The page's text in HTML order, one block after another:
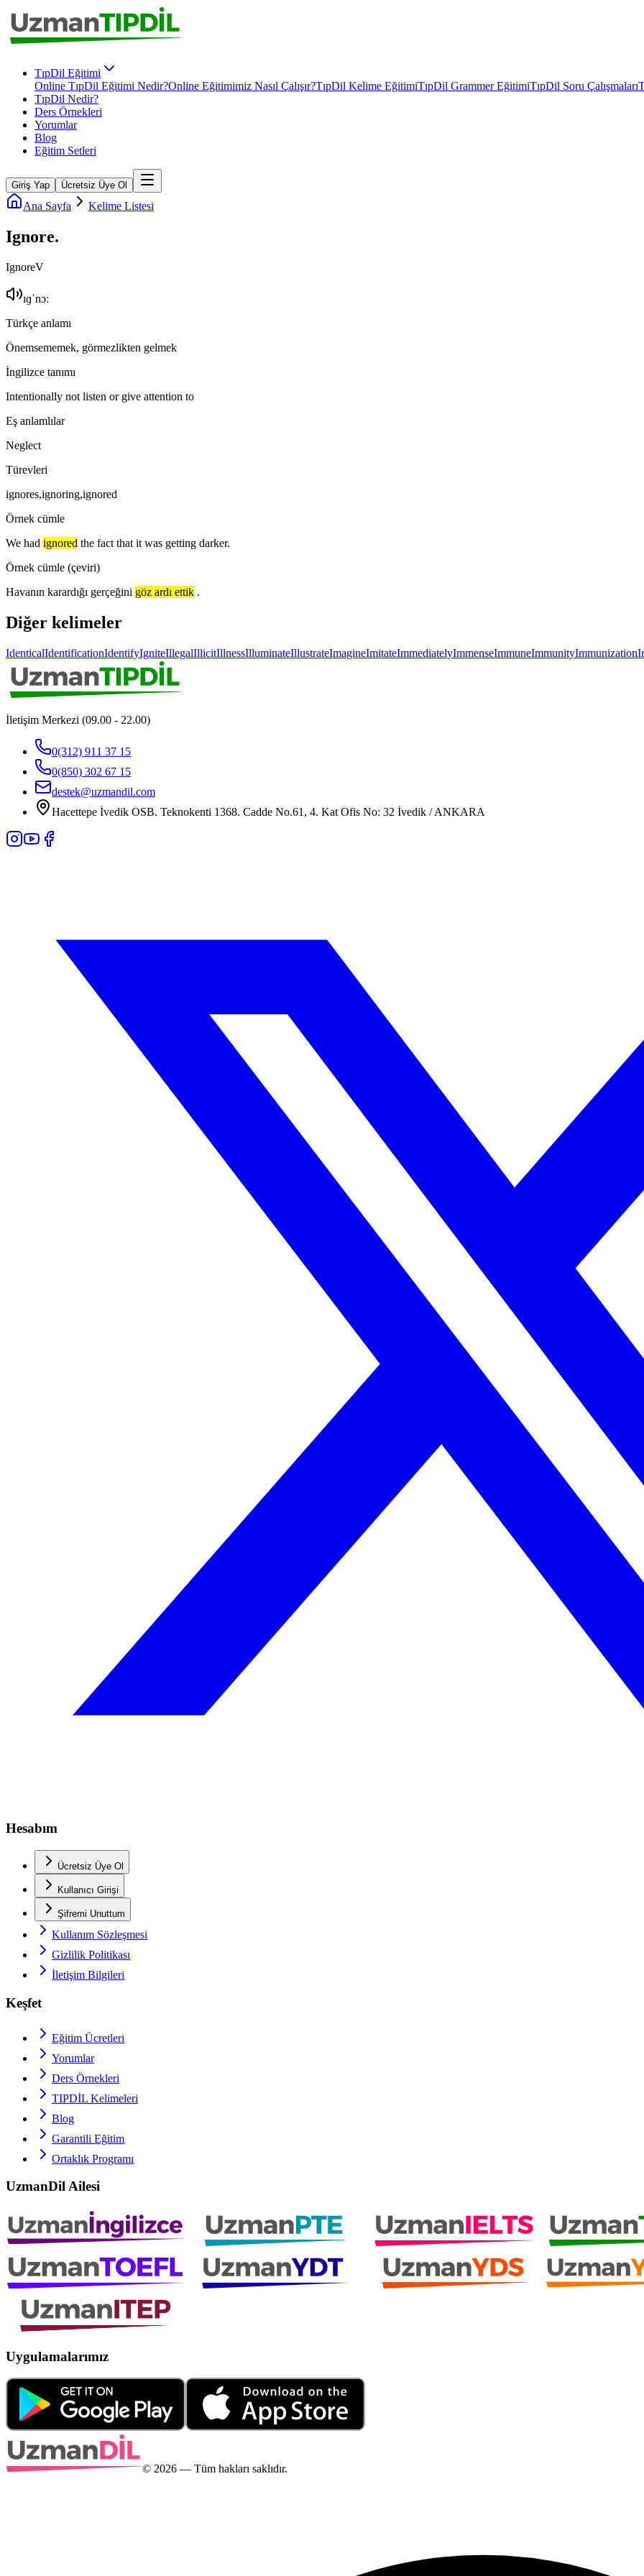
TıpDil Eğitimi
Online TıpDil Eğitimi Nedir?Online Eğitimimiz Nasıl Çalışır?TıpDil Kelime EğitimiTıpDil Grammer EğitimiTıpDil Soru Çalışmaları
TıpDil Nedir?
Ders Örnekleri
Yorumlar
Blog
Eğitim Setleri
Giriş Yap Ücretsiz Üye Ol
Ana Sayfa Kelime Listesi
Ignore.
IgnoreV
ɪɡˈnɔː
Türkçe anlamı
Önemsememek, görmezlikten gelmek
İngilizce tanımı
Intentionally not listen or give attention to
Eş anlamlılar
Neglect
Türevleri
ignores,ignoring,ignored
Örnek cümle
We had ignored the fact that it was getting darker.
Örnek cümle (çeviri)
Havanın karardığı gerçeğini göz ardı ettik .
Diğer kelimeler
IdenticalIdentificationIdentifyIgniteIllegalIllicitIllnessIlluminateIllustrateImagineImitateImmediatelyImmenseImmuneImmunityImmunization
İletişim Merkezi (09.00 - 22.00)
0(312) 911 37 15
0(850) 302 67 15
destek@uzmandil.com
Hacettepe İvedik OSB. Teknokenti 1368. Cadde No.61, 4. Kat Ofis No: 32 İvedik / ANKARA
Hesabım
Ücretsiz Üye Ol
Kullanıcı Girişi
Şifremi Unuttum
Kullanım Sözleşmesi
Gizlilik Politikası
İletişim Bilgileri
Keşfet
Eğitim Ücretleri
Yorumlar
Ders Örnekleri
TIPDİL Kelimeleri
Blog
Garantili Eğitim
Ortaklık Programı
UzmanDil Ailesi
Uygulamalarımız
© 2026 — Tüm hakları saklıdır.